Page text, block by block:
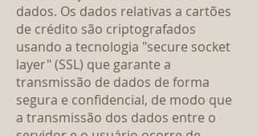
dados. Os dados relativas a cartões
de crédito são criptografados
usando a tecnologia "secure socket
layer" (SSL) que garante a
transmissão de dados de forma
segura e confidencial, de modo que
a transmissão dos dados entre o